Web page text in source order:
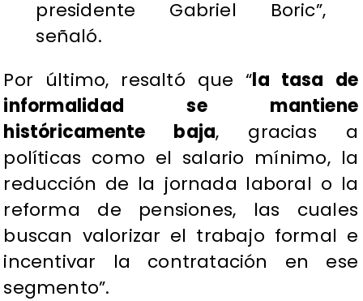
presidente Gabriel Boric”,
señaló.
Por último, resaltó que “la tasa de
informalidad se mantiene
históricamente baja, gracias a
políticas como el salario mínimo, la
reducción de la jornada laboral o la
reforma de pensiones, las cuales
buscan valorizar el trabajo formal e
incentivar la contratación en ese
segmento”.